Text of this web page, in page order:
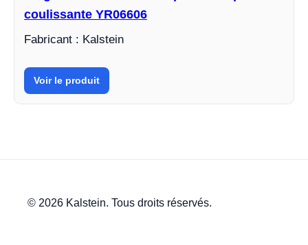
coulissante YR06606
Fabricant : Kalstein
Voir le produit
© 2026 Kalstein. Tous droits réservés.